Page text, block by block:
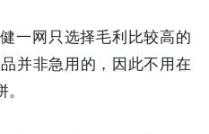
一网只选择毛利比较高的
并非急用的，因此不用在